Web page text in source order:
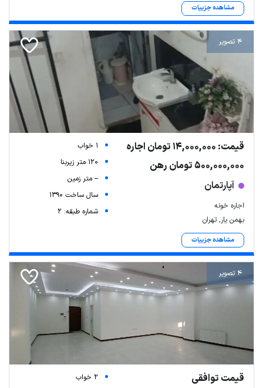
مشاهده جزییات
4 تصویر
قیمت: 14,000,000 تومان اجاره
500,000,000 تومان رهن
آپارتمان
اجاره خونه
بهمن یار, تهران
مشاهده جزییات
1 خواب
120 متر زیربنا
-- متر زمین
سال ساخت 1390
شماره طبقه: 2
4 تصویر
قیمت توافقی
2 خواب